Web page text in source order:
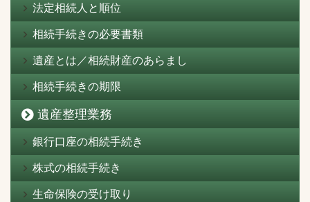
法定相続人と順位
相続手続きの必要書類
遺産とは／相続財産のあらまし
相続手続きの期限
遺産整理業務
銀行口座の相続手続き
株式の相続手続き
生命保険の受け取り